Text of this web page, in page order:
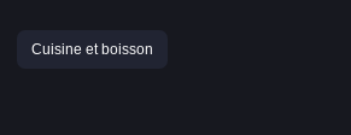
Cuisine et boisson